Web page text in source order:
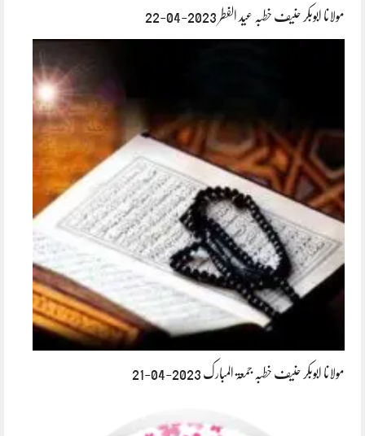
مولانا ابوبکر حنیف خطبہ عید الفطر 2023-04-22
مولانا ابوبکر حنیف خطبہ جمعۃ المبارک 2023-04-21